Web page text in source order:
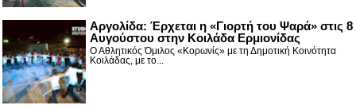
Αργολίδα: Έρχεται η «Γιορτή του Ψαρά» στις 8
Αυγούστου στην Κοιλάδα Ερμιονίδας
Ο Αθλητικός Όμιλος «Κορωνίς» με τη Δημοτική Κοινότητα
Κοιλάδας, με το...